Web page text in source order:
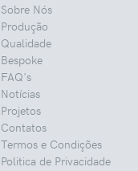
Sobre Nós
Produção
Qualidade
Bespoke
FAQ's
Notícias
Projetos
Contatos
Termos e Condições
Politica de Privacidade